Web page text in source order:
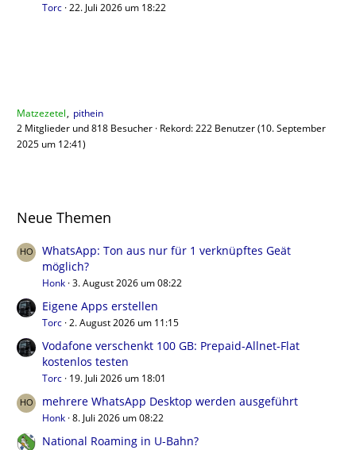
Torc 22. Juli 2026 um 18:22
Matzezetel
pithein
2 Mitglieder und 818 Besucher Rekord: 222 Benutzer (10. September
2025 um 12:41)
Neue Themen
WhatsApp: Ton aus nur für 1 verknüpftes Geät
möglich?
Honk 3. August 2026 um 08:22
Eigene Apps erstellen
Torc 2. August 2026 um 11:15
Vodafone verschenkt 100 GB: Prepaid-Allnet-Flat
kostenlos testen
Torc 19. Juli 2026 um 18:01
mehrere WhatsApp Desktop werden ausgeführt
Honk 8. Juli 2026 um 08:22
National Roaming in U-Bahn?